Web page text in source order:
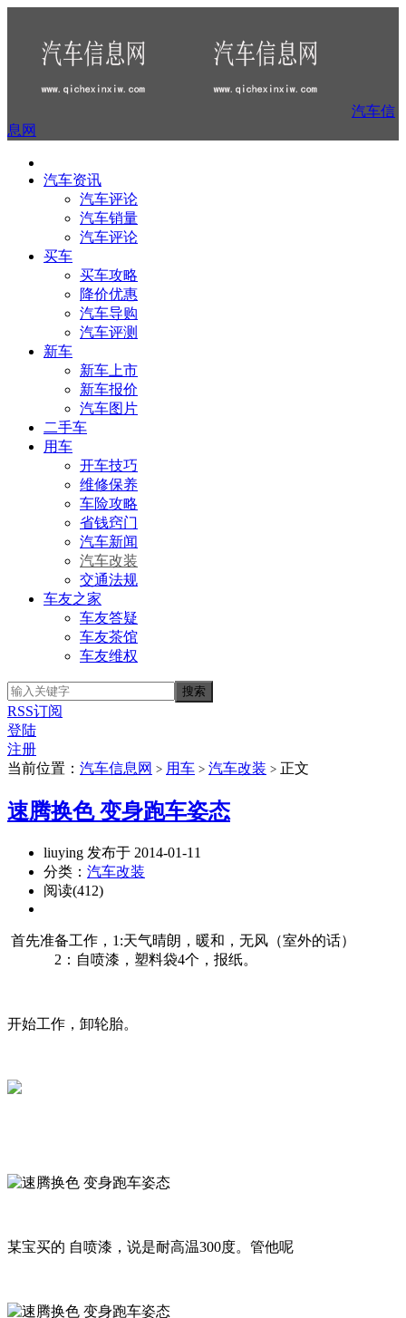
汽车信
息网
汽车资讯
汽车评论
汽车销量
汽车评论
买车
买车攻略
降价优惠
汽车导购
汽车评测
新车
新车上市
新车报价
汽车图片
二手车
用车
开车技巧
维修保养
车险攻略
省钱窍门
汽车新闻
汽车改装
交通法规
车友之家
车友答疑
车友茶馆
车友维权
RSS订阅
登陆
注册
当前位置： 汽车信息网 > 用车 > 汽车改装 > 正文
速腾换色 变身跑车姿态
liuying 发布于 2014-01-11
分类： 汽车改装
阅读(412)
首先准备工作，1:天气晴朗，暖和，无风（室外的话）
2：自喷漆，塑料袋4个，报纸。
开始工作，卸轮胎。
某宝买的 自喷漆，说是耐高温300度。管他呢